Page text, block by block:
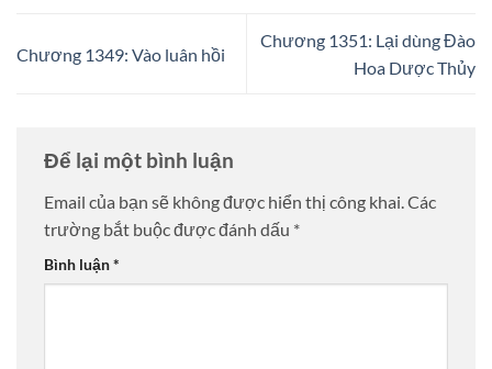
Chương 1349: Vào luân hồi
Chương 1351: Lại dùng Đào
Hoa Dược Thủy
Để lại một bình luận
Email của bạn sẽ không được hiển thị công khai. Các
trường bắt buộc được đánh dấu *
Bình luận*